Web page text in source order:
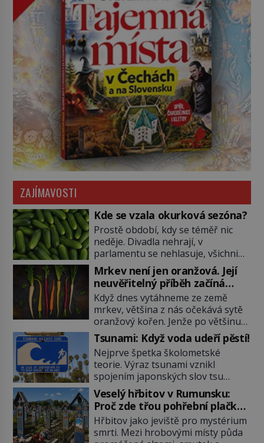
ZAJÍMAVOSTI
Kde se vzala okurková sezóna?
Prostě období, kdy se téměř nic
neděje. Divadla nehrají, v
parlamentu se nehlasuje, všichni
jsou na dovolené a média tak
nemají o čem mluvit a psát. A
vymýšlejí si proto témata, které
nikoho nezajímají. Proč je však ona
letní doba spojovaná zrovna s
okurkami? Okurkovou sezónu
známe už od poloviny 19. století,
ovšem jako Češi […]
Mrkev není jen oranžová. Její
neuvěřitelný příběh začíná
fialovou barvou
Když dnes vytáhneme ze země
mrkev, většina z nás očekává sytě
oranžový kořen. Jenže po většinu
své historie je mrkev všechno
možné, jen ne oranžová. Je fialová,
žlutá, bílá, někdy dokonce téměř
černá. Až díky stovkám let
pečlivého šlechtění se z ní stává
zelenina, bez které si českou
zahradu ani nedokážeme
představit. Její příběh je […]
Tsunami: Když voda udeří pěstí!
Nejprve špetka školometské
teorie. Výraz tsunami vznikl
spojením japonských slov tsu
(přístav) a nami (vlna). Jedná se o
dlouhou vlnu, která je na volném
moři takřka nepostřehnutelná.
Ačkoli je vlnová délka tsunami i 300
kilometrů, výška vlny na volném
Veselý hřbitov v Rumunsku:
Proč zde třou pohřební plačky
bídu s nouzí?
Hřbitov jako jeviště pro mystérium
smrti. Mezi hrobovými místy půda